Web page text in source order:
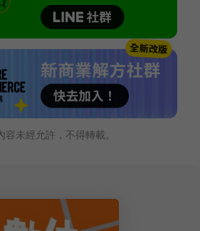
容未經允許，不得轉載。